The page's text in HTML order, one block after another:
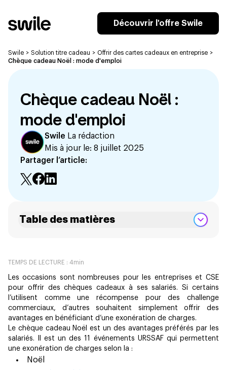
Découvrir l'offre Swile
Swile > Solution titre cadeau > Offrir des cartes cadeaux en entreprise >
Chèque cadeau Noël : mode d'emploi
Chèque cadeau Noël :
mode d'emploi
Swile La rédaction
Mis à jour le: 8 juillet 2025
Partager l’article:
TEMPS DE LECTURE : 4min
Les occasions sont nombreuses pour les entreprises et CSE
pour offrir des chèques cadeaux à ses salariés. Si certains
l’utilisent comme une récompense pour des challenge
commerciaux, d’autres souhaitent simplement offrir des
avantages en bénéficiant d’une exonération de charges.
Le chèque cadeau Noël est un des avantages préférés par les
salariés. Il est un des 11 événements URSSAF qui permettent
une exonération de charges selon la :
Noël
Table des matières